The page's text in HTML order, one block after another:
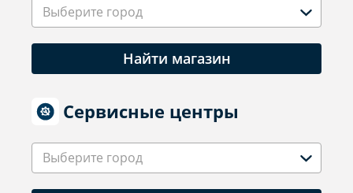
Выберите город
Найти магазин
Сервисные центры
Выберите город